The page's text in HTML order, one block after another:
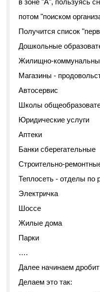
в зоне "А", пользуясь
потом "поиском
Получится список
Дошкольные
Жилищно-
Магазины -
Автосервис
Школы
Юридические услуги
Аптеки
Банки сберегательные
Строительно-
Теплосеть - отделы по
Электричка
Шоссе
Жилые дома
Парки
….
Далее начинаем
Делаем это так: